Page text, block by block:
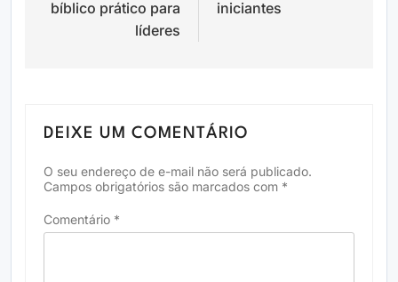
bíblico prático para
líderes
iniciantes
DEIXE UM COMENTÁRIO
O seu endereço de e-mail não será publicado.
Campos obrigatórios são marcados com *
Comentário *